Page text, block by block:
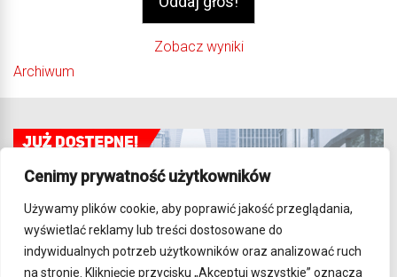
Cenimy prywatność użytkowników
Używamy plików cookie, aby poprawić jakość przeglądania,
wyświetlać reklamy lub treści dostosowane do
indywidualnych potrzeb użytkowników oraz analizować ruch
na stronie. Kliknięcie przycisku „Akceptuj wszystkie” oznacza
Zobacz wyniki
Archiwum